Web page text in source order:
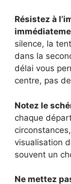
Résistez à
silence, la
dans la
délai vous
centre, pas
Notez le
chaque
visualisation
souvent un
Ne mettez